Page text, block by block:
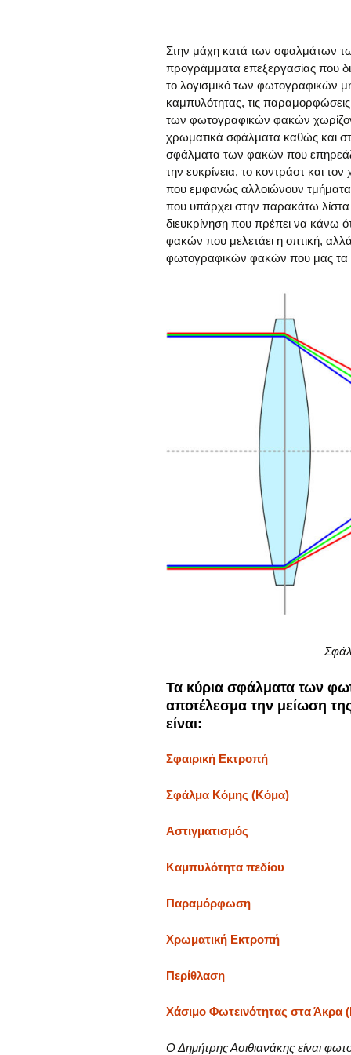
Στην μάχη κατά των σφαλμάτων
προγράμματα επεξεργασίας που
το λογισμικό των φωτογραφικών
καμπυλότητας, τις
των φωτογραφικών φακών
χρωματικά σφάλματα καθώς και
σφάλματα των φακών που
την ευκρίνεια, το κοντράστ και
που εμφανώς αλλοιώνουν
που υπάρχει στην παρακάτω
διευκρίνηση που πρέπει να κάνω
φακών που μελετάει η οπτική,
φωτογραφικών φακών που μας τα
Τα κύρια σφάλματα των
αποτέλεσμα την μείωση
είναι:
Σφαιρική Εκτροπή
Σφάλμα Κόμης (Κόμα)
Αστιγματισμός
Καμπυλότητα πεδίου
Παραμόρφωση
Χρωματική Εκτροπή
Περίθλαση
Χάσιμο Φωτεινότητας στα Άκρα
Ο Δημήτρης Ασιθιανάκης είναι